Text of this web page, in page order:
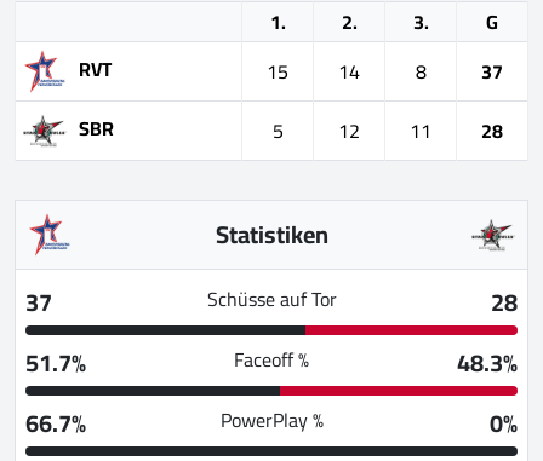
1. 2. 3.
G
RVT
15 14 8
37
SBR
5 12 11 28
Statistiken
37
Schüsse auf Tor
28
51.7%
Faceoff %
48.3%
66.7%
PowerPlay % 0%